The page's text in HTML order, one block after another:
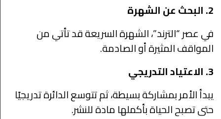
2. البحث عن الشهرة
في عصر “الترند”، الشهرة السريعة قد تأتي من
المواقف المثيرة أو الصادمة.
3. الاعتياد التدريجي
يبدأ الأمر بمشاركة بسيطة، ثم تتوسع الدائرة تدريجيًا
حتى تصبح الحياة بأكملها مادة للنشر.